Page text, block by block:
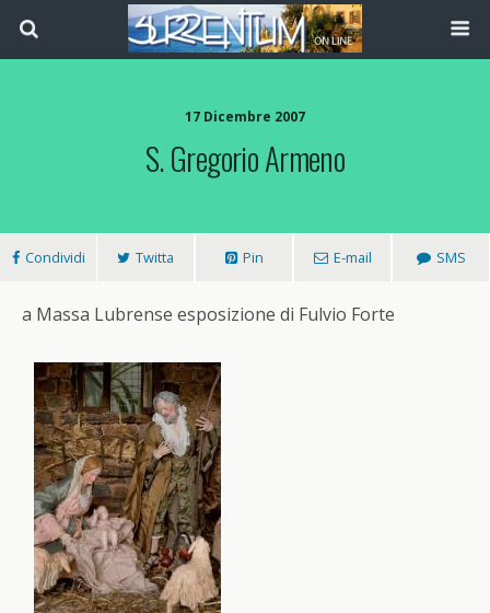
17 Dicembre 2007
S. Gregorio Armeno
Condividi Twitta Pin E-mail SMS
a Massa Lubrense esposizione di Fulvio Forte